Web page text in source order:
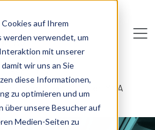
auf Ihrem
werden verwendet, um
mit unserer
wir uns an Sie
diese Informationen,
zu optimieren und um
über unsere Besucher auf
Medien-Seiten zu
AG
Recruiting
einem internationalen M&A